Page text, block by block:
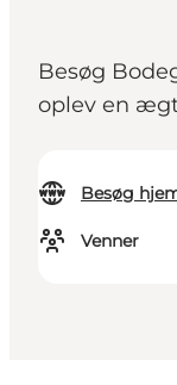
Transport
Besøg
oplev en
Besøg
Venner